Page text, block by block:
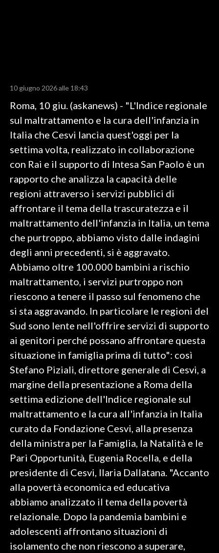
RISULTATI E CLASSIFICHE
CALCIO
CALCIO REGIONALE
BASKET
VOLLEY
MOTORI
TENNIS
ALTRI SPORT
SPETTACOLI
GOSSIP
SALUTE
SARDEGNA TURISMO
#CARAUNIONE
3 MINUTI CON
INFO AZIENDE
ABBONATI
ANNUNCI
NECROLOGI
PUBBLICITÀ
SPIAGGE
STORE
10 giugno 2026 alle 18:43
Roma, 10 giu. (askanews) - "L'Indice regionale
sul maltrattamento e la cura dell'infanzia in
Italia che Cesvi lancia quest'oggi per la
settima volta, realizzato in collaborazione
con Rai e il supporto di Intesa San Paolo è un
rapporto che analizza la capacità delle
regioni attraverso i servizi pubblici di
affrontare il tema della trascuratezza e il
maltrattamento dell'infanzia in Italia, un tema
che purtroppo, abbiamo visto dalle indagini
degli anni precedenti, si è aggravato.
Abbiamo oltre 100.000 bambini a rischio
maltrattamento, i servizi purtroppo non
riescono a tenere il passo sul fenomeno che
si sta aggravando. In particolare le regioni del
Sud sono lente nell'offrire servizi di supporto
ai genitori perché possano affrontare questa
situazione in famiglia prima di tutto": così
Stefano Piziali, direttore generale di Cesvi, a
margine della presentazione a Roma della
settima edizione dell'Indice regionale sul
maltrattamento e la cura all'infanzia in Italia
curato da Fondazione Cesvi, alla presenza
della ministra per la Famiglia, la Natalità e le
Pari Opportunità, Eugenia Rocella, e della
presidente di Cesvi, Ilaria Dallatana. "Accanto
alla povertà economica ed educativa
abbiamo analizzato il tema della povertà
relazionale. Dopo la pandemia bambini e
adolescenti affrontano situazioni di
isolamento che non riescono a superare,